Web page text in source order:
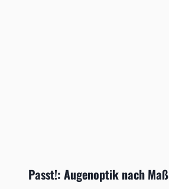
Passt!: Augenoptik nach Maß